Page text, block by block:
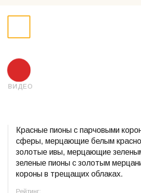
ВИДЕО
Красные пионы с парчовыми
сферы, мерцающие белым
золотые ивы, мерцающие
зеленые пионы с золотым
короны в трещащих облаках.
Рейтинг: